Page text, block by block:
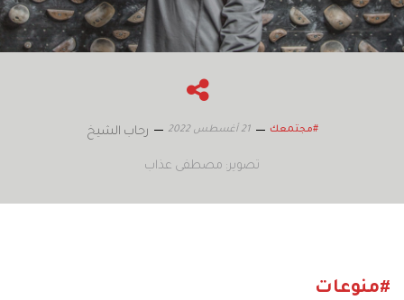
#مجتمعك 21 أغسطس 2022 رحاب الشيخ
تصوير: مصطفى عذاب
#منوعات